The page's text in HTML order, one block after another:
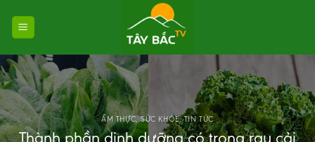
ẨM THỰC,SỨC KHỎE,TIN TỨC
Thành phần dinh dưỡng có trong rau cải